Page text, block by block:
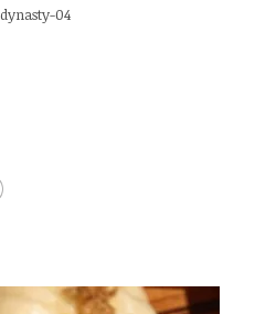
dynasty-04